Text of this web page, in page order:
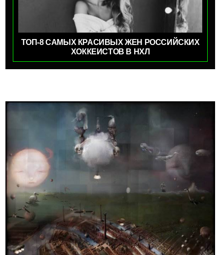
ТОП-8 САМЫХ КРАСИВЫХ ЖЕН РОССИЙСКИХ
ХОККЕИСТОВ В НХЛ